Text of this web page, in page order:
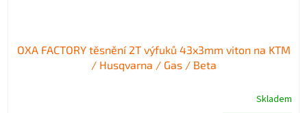
OXA FACTORY těsnění 2T výfuků 43x3mm viton na KTM
/ Husqvarna / Gas / Beta
Skladem